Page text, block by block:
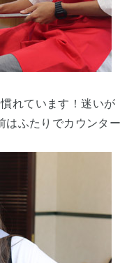
れています！迷いが
はふたりでカウンター